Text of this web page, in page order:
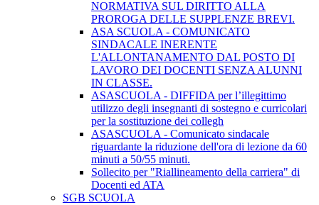
NORMATIVA SUL DIRITTO ALLA
PROROGA DELLE SUPPLENZE BREVI.
ASA SCUOLA - COMUNICATO
SINDACALE INERENTE
L'ALLONTANAMENTO DAL POSTO DI
LAVORO DEI DOCENTI SENZA ALUNNI
IN CLASSE.
ASASCUOLA - DIFFIDA per l’illegittimo
utilizzo degli insegnanti di sostegno e curricolari
per la sostituzione dei collegh
ASASCUOLA - Comunicato sindacale
riguardante la riduzione dell'ora di lezione da 60
minuti a 50/55 minuti.
Sollecito per "Riallineamento della carriera" di
Docenti ed ATA
SGB SCUOLA